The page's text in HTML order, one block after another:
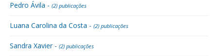
Pedro Ávila - (2) publicações
Luana Carolina da Costa - (2) publicações
Sandra Xavier - (2) publicações